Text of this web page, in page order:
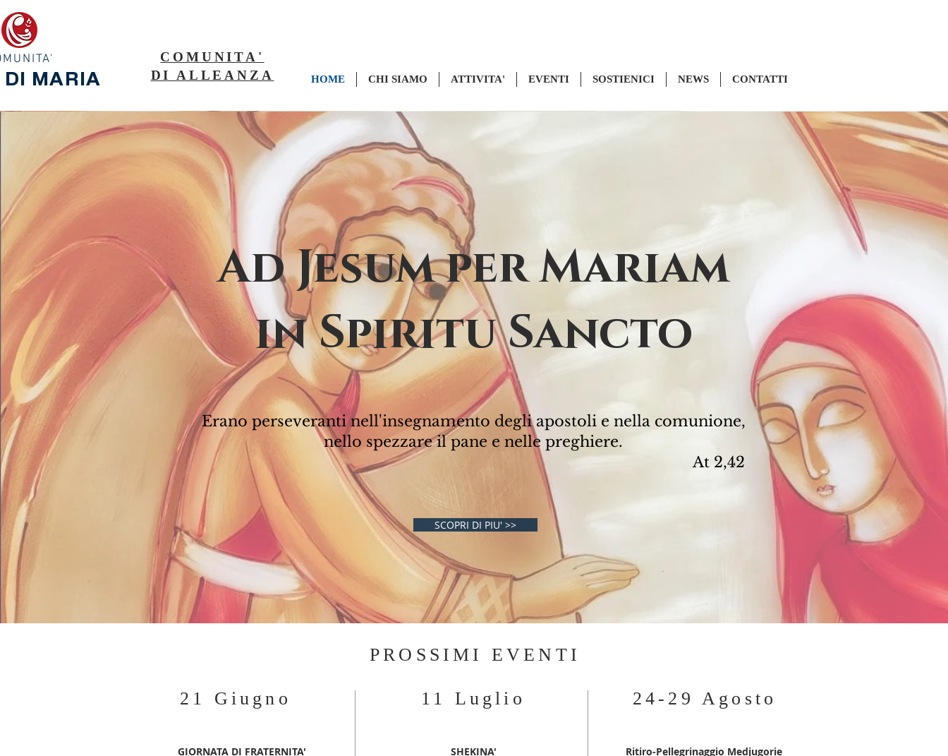
DI MARIA
COMUNITA'
DI ALLEANZA
HOME CHI SIAMO ATTIVITA' EVENTI SOSTIENICI NEWS CONTATTI
Ad Jesum per Mariam
in Spiritu Sancto
Erano perseveranti nell'insegnamento degli apostoli e nella comunione,
nello spezzare il pane e nelle preghiere.
At 2,42
SCOPRI DI PIU' >>
PROSSIMI EVENTI
21 Giugno
GIORNATA DI FRATERNITA'
11 Luglio
SHEKINA'
24-29 Agosto
Ritiro-Pellegrinaggio Medjugorie